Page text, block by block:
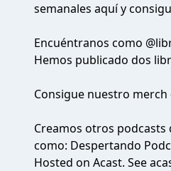
semanales aquíy
Encuéntranos como
Hemos publicado dos
Consigue nuestro
Creamos otros
como: Despertando
Hosted on Acast. See